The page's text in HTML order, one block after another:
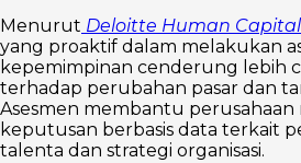
Menurut Deloitte Human
yang proaktif dalam melakukan
kepemimpinan cenderung lebih
terhadap perubahan pasar dan
Asesmen membantu perusahaan
keputusan berbasis data terkait
talenta dan strategi organisasi.